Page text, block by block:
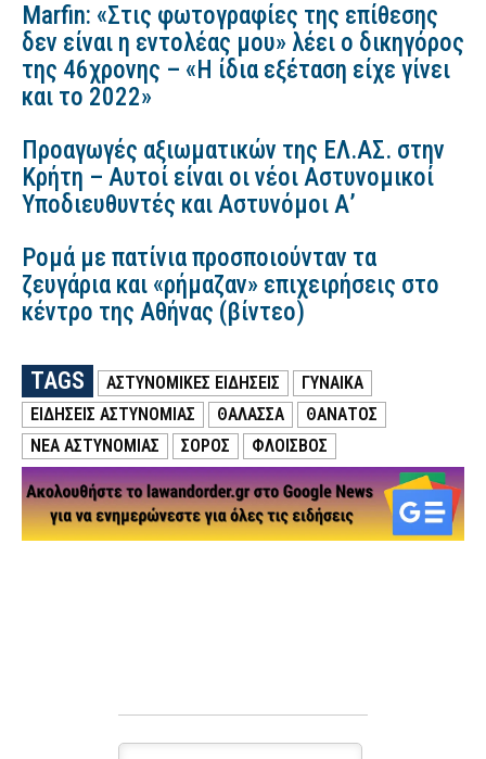
Marfin: «Στις φωτογραφίες της επίθεσης
δεν είναι η εντολέας μου» λέει ο δικηγόρος
της 46χρονης – «Η ίδια εξέταση είχε γίνει
και το 2022»
Προαγωγές αξιωματικών της ΕΛ.ΑΣ. στην
Κρήτη – Αυτοί είναι οι νέοι Αστυνομικοί
Υποδιευθυντές και Αστυνόμοι Α’
Ρομά με πατίνια προσποιούνταν τα
ζευγάρια και «ρήμαζαν» επιχειρήσεις στο
κέντρο της Αθήνας (βίντεο)
TAGS ΑΣΤΥΝΟΜΙΚΕΣ ΕΙΔΗΣΕΙΣ
ΓΥΝΑΙΚΑ
ΕΙΔΗΣΕΙΣ ΑΣΤΥΝΟΜΙΑΣ
ΘΑΛΑΣΣΑ
ΘΑΝΑΤΟΣ
ΝΕΑ ΑΣΤΥΝΟΜΙΑΣ
ΣΟΡΟΣ ΦΛΟΙΣΒΟΣ